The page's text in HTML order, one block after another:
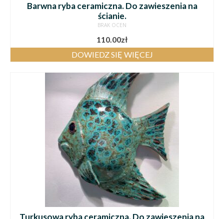
Barwna ryba ceramiczna. Do zawieszenia na
ścianie.
BRAK OCEN
110.00zł
DOWIEDZ SIĘ WIĘCEJ